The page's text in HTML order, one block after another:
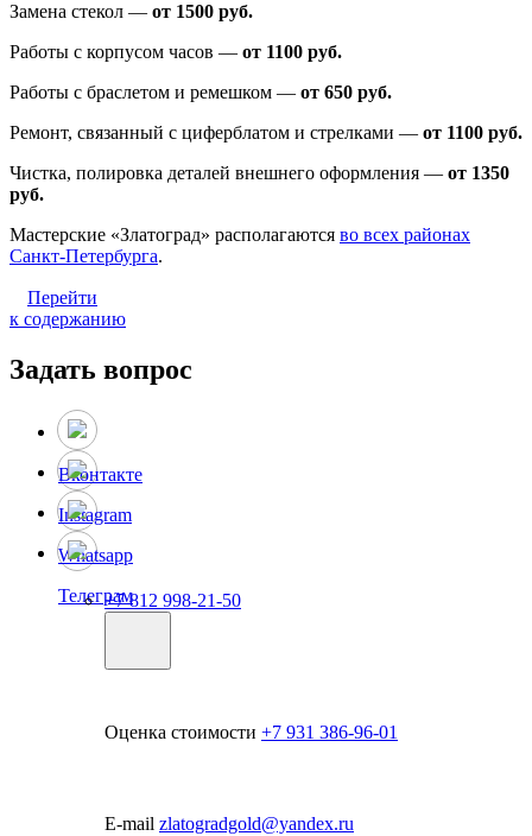
Замена стекол — от 1500 руб.
Работы с корпусом часов — от 1100 руб.
Работы с браслетом и ремешком — от 650 руб.
Ремонт, связанный с циферблатом и стрелками — от 1100 руб.
Чистка, полировка деталей внешнего оформления — от 1350
руб.
Мастерские «Златоград» располагаются во всех районах
Санкт-Петербурга.
Перейти
к содержанию
Задать вопрос
Вконтакте
Instagram
Whatsapp
Телеграм+7 812 998-21-50
Оценка стоимости +7 931 386-96-01
E-mail zlatogradgold@yandex.ru